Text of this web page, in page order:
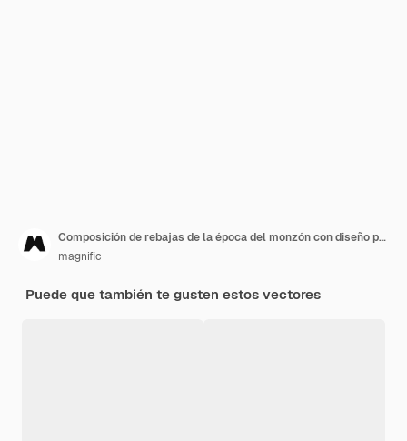
Composición de rebajas de la época del monzón con diseño plano
magnific
Puede que también te gusten estos vectores